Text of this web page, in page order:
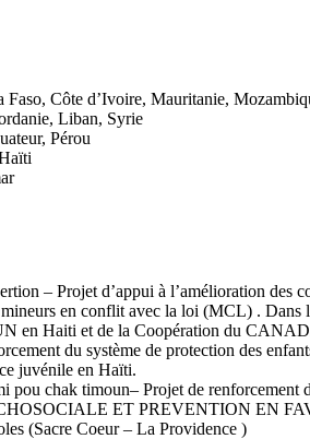
Côte d’Ivoire, Mauritanie,
Liban, Syrie
Pérou
– Projet d’appui à l’amélioration des
en conflit avec la loi (MCL) . Dans
en Haiti et de la Coopération du
du système de protection des
juvénile en Haïti.
pou chak timoun– Projet de renforcement
ET PREVENTION EN
(Sacre Coeur – La Providence )